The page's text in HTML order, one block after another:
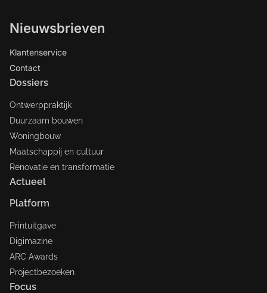
Nieuwsbrieven
Klantenservice
Contact
Dossiers
Ontwerppraktijk
Duurzaam bouwen
Woningbouw
Maatschappij en cultuur
Renovatie en transformatie
Actueel
Platform
Printuitgave
Digimazine
ARC Awards
Projectbezoeken
Focus